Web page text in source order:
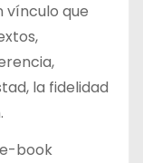
vínculo que
la fidelidad
book